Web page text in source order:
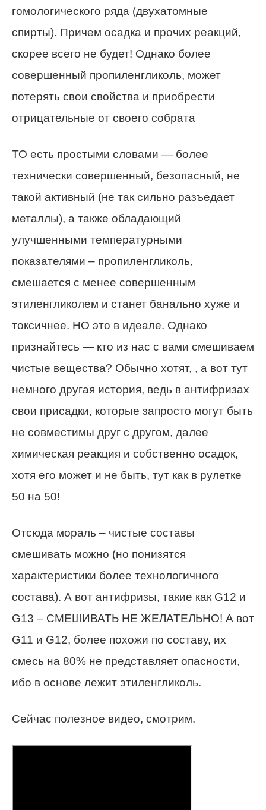
гомологического ряда (двухатомные
спирты). Причем осадка и прочих реакций,
скорее всего не будет! Однако более
совершенный пропиленгликоль, может
потерять свои свойства и приобрести
отрицательные от своего собрата
ТО есть простыми словами — более
технически совершенный, безопасный, не
такой активный (не так сильно разъедает
металлы), а также обладающий
улучшенными температурными
показателями – пропиленгликоль,
смешается с менее совершенным
этиленгликолем и станет банально хуже и
токсичнее. НО это в идеале. Однако
признайтесь — кто из нас с вами смешиваем
чистые вещества? Обычно хотят, , а вот тут
немного другая история, ведь в антифризах
свои присадки, которые запросто могут быть
не совместимы друг с другом, далее
химическая реакция и собственно осадок,
хотя его может и не быть, тут как в рулетке
50 на 50!
Отсюда мораль – чистые составы
смешивать можно (но понизятся
характеристики более технологичного
состава). А вот антифризы, такие как G12 и
G13 – СМЕШИВАТЬ НЕ ЖЕЛАТЕЛЬНО! А вот
G11 и G12, более похожи по составу, их
смесь на 80% не представляет опасности,
ибо в основе лежит этиленгликоль.
Сейчас полезное видео, смотрим.